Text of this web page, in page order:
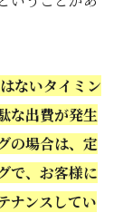
ないタイミン
な出費が発生
の場合は、定
で、お客様に
ナンスしてい